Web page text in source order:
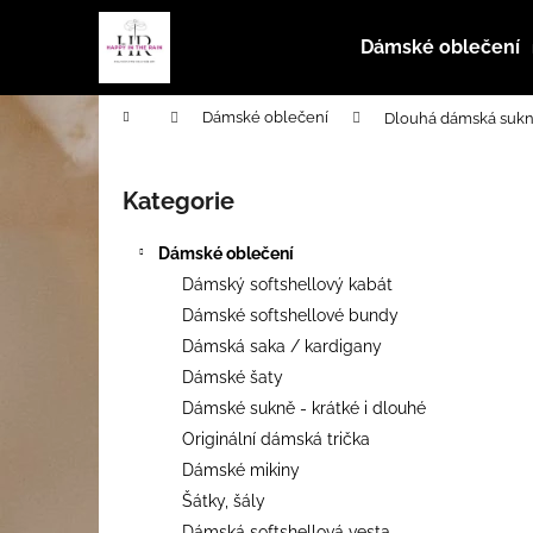
Dámské oblečení
Domů Dámské oblečení Dlouhá dámská
P
Přeskočit
kategorie
Kategorie
Dámské oblečení
Dámský softshellový kabát
Dámské softshellové bundy
Dámská saka / kardigany
Dámské šaty
Dámské sukně - krátké i dlouhé
Originální dámská trička
Dámské mikiny
Šátky, šály
í
Zpět
do
obchodu
Zpět
do
obchodu
DÁMSKÉ ŠATY S LUČNÍM KVÍTÍM